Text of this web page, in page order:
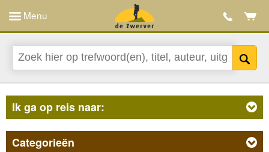
Menu
Ik ga op reis naar:
Categorieën